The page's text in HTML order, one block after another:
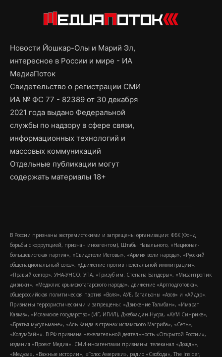
Новости Йошкар-Олы и Марий Эл,
интересное в России и мире - ИА
МедиаПоток
Свидетельство о регистрации СМИ
ИА № ФС 77 - 82389 от 30 декабря
2021 года выдано Федеральной
службы по надзору в сфере связи,
информационных технологий и
массовых коммуникаций
Отдельные публикации могут
содержать материалы 18+
В России признаны экстремистскими и запрещены организации: ФБК (Фонд
борьбы с коррупцией, признан иноагентом), Штабы Навального, «Национал-
большевистская партия», «Свидетели Иеговы», «Армия воли народа», «Русский
общенациональный союз», «Движение против нелегальной иммиграции»,
«Правый сектор», УНА-УНСО, УПА, «Тризуб им. Степана Бандеры», «Мизантропик
дивижн», «Меджлис крымскотатарского народа», движение «Артподготовка»,
общероссийская политическая партия «Воля», АУЕ, батальоны «Азов» и «Айдар».
Признаны террористическими и запрещены: «Движение Талибан», «Имарат
Кавказ», «Исламское государство» (ИГ, ИГИЛ), Джебхад-ан-Нусра, «АУМ Синрике»,
«Братья-мусульмане», «Аль-Каида в странах исламского Магриба», «Сеть»,
«Колумбайн». В РФ признана нежелательной деятельность «Открытой России»,
издания «Проект Медиа». СМИ-иноагентами признаны: телеканал «Дождь»,
«Медуза», «Важные истории», «Голос Америки», радио «Свобода», The Insider,